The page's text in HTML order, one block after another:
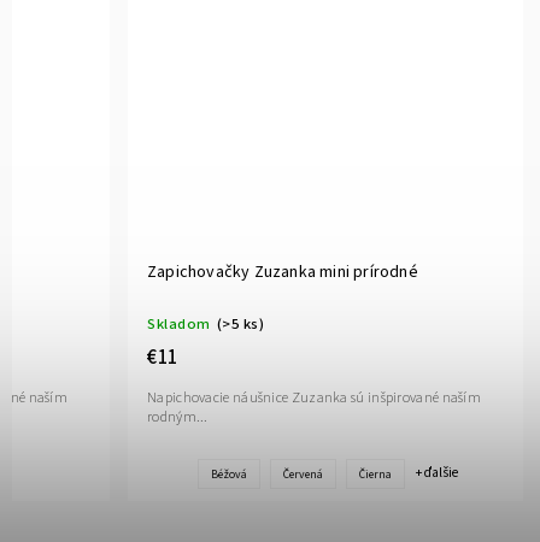
naším
Zapichovačky Zuzanka mini prírodné
Skladom (>5 ks)
€11
Napichovacie náušnice Zuzanka sú inšpirované naším
rodným...
Béžová Červená Čierna + ďalšie